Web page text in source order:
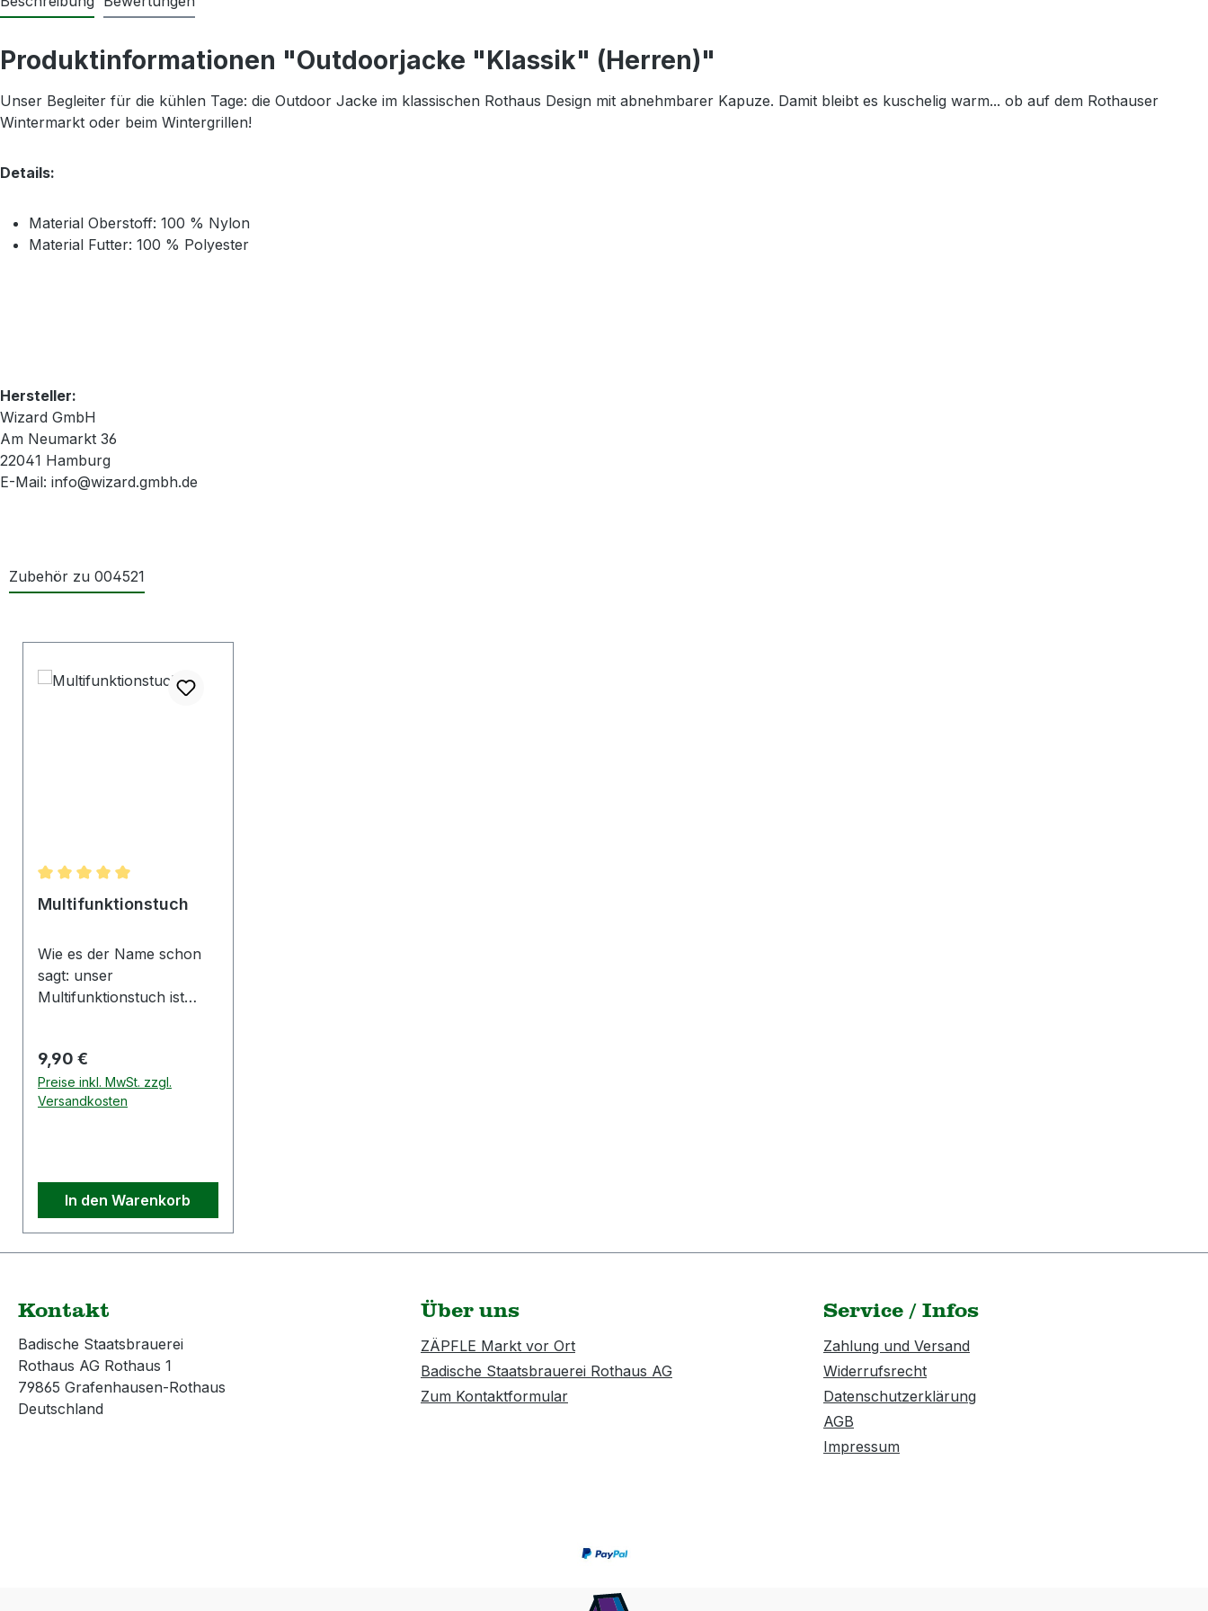
Produktinformationen "Outdoorjacke "Klassik" (Herren)"
Unser Begleiter für die kühlen Tage: die Outdoor Jacke im klassischen Rothaus Design mit abnehmbarer Kapuze. Damit bleibt es kuschelig warm... ob auf dem Rothauser
Wintermarkt oder beim Wintergrillen!
Details:
Material Oberstoff: 100 % Nylon
Material Futter: 100 % Polyester
Hersteller:
Wizard GmbH
Am Neumarkt 36
22041 Hamburg
E-Mail: info@wizard.gmbh.de
Zubehör zu 004521
Durchschnittliche Bewertung von 5 von 5 Sternen
Multifunktionstuch
Wie es der Name schon
sagt: unser
Multifunktionstuch ist
Begleiter beim Sport,
Motoradausflug oder
beim Wandern im
mit buntem Druck
Werbung
GmbHLengfelder Straße
GermanyE-Mail:
promotion@huemmer-
werbung.de
Regulärer Preis:
9,90 €
Preise inkl. MwSt. zzgl.
Versandkosten
In den Warenkorb
Kontakt
Badische Staatsbrauerei
Rothaus AG Rothaus 1
79865 Grafenhausen-Rothaus
Deutschland
Über uns
ZÄPFLE Markt vor Ort
Badische Staatsbrauerei Rothaus AG
Zum Kontaktformular
Service / Infos
Zahlung und Versand
Widerrufsrecht
Datenschutzerklärung
AGB
Impressum